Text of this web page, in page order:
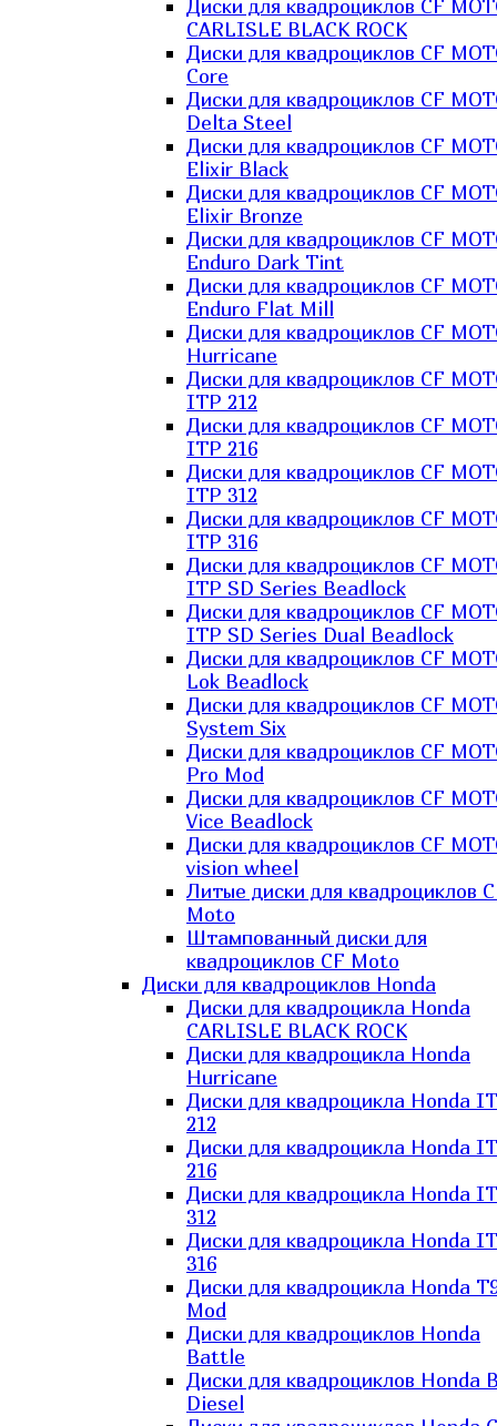
Диски для квадроциклов CF
CARLISLE BLACK ROCK
Диски для квадроциклов CF
Core
Диски для квадроциклов CF
Delta Steel
Диски для квадроциклов CF
Elixir Black
Диски для квадроциклов CF
Elixir Bronze
Диски для квадроциклов CF
Enduro Dark Tint
Диски для квадроциклов CF
Enduro Flat Mill
Диски для квадроциклов CF
Hurricane
Диски для квадроциклов CF
ITP 212
Диски для квадроциклов CF
ITP 216
Диски для квадроциклов CF
ITP 312
Диски для квадроциклов CF
ITP 316
Диски для квадроциклов CF
ITP SD Series Beadlock
Диски для квадроциклов CF
ITP SD Series Dual Beadlock
Диски для квадроциклов CF
Lok Beadlock
Диски для квадроциклов CF
System Six
Диски для квадроциклов CF
Pro Mod
Диски для квадроциклов CF
Vice Beadlock
Диски для квадроциклов CF
vision wheel
Литые диски для квадроциклов
Moto
Штампованный диски для
квадроциклов CF Moto
Диски для квадроциклов Honda
Диски для квадроцикла Honda
CARLISLE BLACK ROCK
Диски для квадроцикла Honda
Hurricane
Диски для квадроцикла Honda
212
Диски для квадроцикла Honda
216
Диски для квадроцикла Honda
312
Диски для квадроцикла Honda
316
Диски для квадроцикла Honda
Mod
Диски для квадроциклов Honda
Battle
Диски для квадроциклов Honda
Diesel